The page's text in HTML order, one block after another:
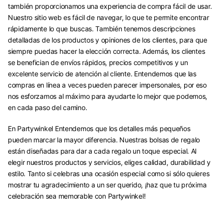
también proporcionamos una experiencia de compra fácil de usar.
Nuestro sitio web es fácil de navegar, lo que te permite encontrar
rápidamente lo que buscas. También tenemos descripciones
detalladas de los productos y opiniones de los clientes, para que
siempre puedas hacer la elección correcta. Además, los clientes
se benefician de envíos rápidos, precios competitivos y un
excelente servicio de atención al cliente. Entendemos que las
compras en línea a veces pueden parecer impersonales, por eso
nos esforzamos al máximo para ayudarte lo mejor que podemos,
en cada paso del camino.
En Partywinkel Entendemos que los detalles más pequeños
pueden marcar la mayor diferencia. Nuestras bolsas de regalo
están diseñadas para dar a cada regalo un toque especial. Al
elegir nuestros productos y servicios, eliges calidad, durabilidad y
estilo. Tanto si celebras una ocasión especial como si sólo quieres
mostrar tu agradecimiento a un ser querido, ¡haz que tu próxima
celebración sea memorable con Partywinkel!